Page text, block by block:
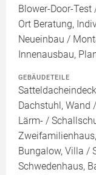
Blower-Door-
Ort Beratung,
Neueinbau /
Innenausbau,
GEBÄUDETEILE
Dachstuhl, Wand
Lärm- /
Bungalow, Villa /
Schwedenhaus,